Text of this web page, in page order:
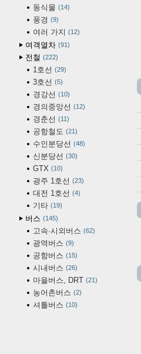
동식물 14
풍경 9
여러 가지 12
여객열차 91
전철 222
1호선 29
3호선 5
경강선 10
경의중앙선 12
경춘선 11
공항철도 21
수인분당선 48
신분당선 30
GTX 10
광주 1호선 23
대전 1호선 4
기타 19
버스 145
고속·시외버스 62
광역버스 9
공항버스 15
시내버스 26
마을버스, DRT 21
농어촌버스 2
셔틀버스 10